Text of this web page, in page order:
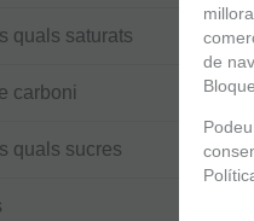
quals saturats
carboni
quals sucres
de